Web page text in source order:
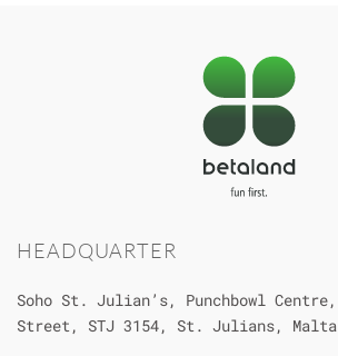
HEADQUARTER
Soho St. Julian’s, Punchbowl Centre,
Street, STJ 3154, St. Julians, Malta